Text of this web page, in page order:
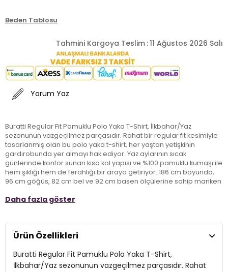
Beden Tablosu
Tahmini Kargoya Teslim :11 Ağustos 2026 Salı
Yorum Yaz
Buratti Regular Fit Pamuklu Polo Yaka T-Shirt, İlkbahar/Yaz
sezonunun vazgeçilmez parçasıdır. Rahat bir regular fit kesimiyle
tasarlanmış olan bu polo yaka t-shirt, her yaştan yetişkinin
gardırobunda yer almayı hak ediyor. Yaz aylarının sıcak
günlerinde konfor sunan kısa kol yapısı ve %100 pamuklu kumaşı ile
hem şıklığı hem de ferahlığı bir araya getiriyor. 186 cm boyunda,
96 cm göğüs, 82 cm bel ve 92 cm basen ölçülerine sahip manken
görünümünüzü tamamlayacak ideal bir seçenek. Spor ya da
Model:Polo
Mevsim: İlkbahar/Yaz
Daha fazla göster
Ürün Özellikleri
Buratti Regular Fit Pamuklu Polo Yaka T-Shirt,
İlkbahar/Yaz sezonunun vazgeçilmez parçasıdır. Rahat